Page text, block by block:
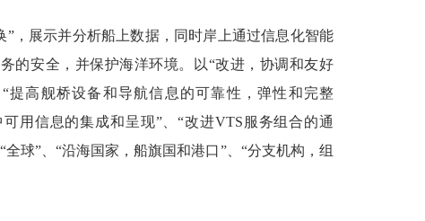
”，展示并分析船上数据，同时岸上通过信息化智能
的安全，并保护海洋环境。以“改进，协调和友好
提高舰桥设备和导航信息的可靠性，弹性和完整
用信息的集成和呈现”、“改进VTS服务组合的通
球”、“沿海国家，船旗国和港口”、“分支机构，组